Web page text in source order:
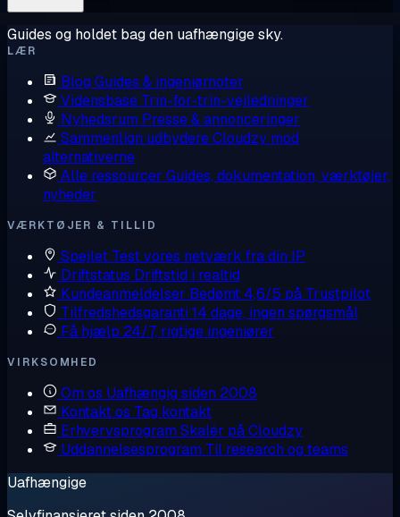
Guides og holdet bag den uafhængige sky.
LÆR
Blog Guides & ingeniørnoter
Vidensbase Trin-for-trin-vejledninger
Nyhedsrum Presse & annonceringer
Sammenlign udbydereCloudzy mod
alternativerne
Alle ressourcer Guides, dokumentation, værktøjer,
nyheder
VÆRKTØJER & TILLID
Spejlet Test vores netværk fra din IP
Driftstatus Driftstid i realtid
Kundeanmeldelser Bedømt 4,6/5 på Trustpilot
Tilfredshedsgaranti 14 dage, ingen spørgsmål
Få hjælp 24/7, rigtige ingeniører
VIRKSOMHED
Om os Uafhængig siden 2008
Kontakt os Tag kontakt
Erhvervsprogram Skalér på Cloudzy
Uddannelsesprogram Til research og teams
Uafhængige